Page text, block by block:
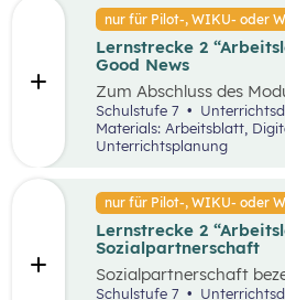
erfolgreiches
Weiteren wird auf die
von Unternehmen
nur für Pilot-, WIKU- oder
Lernstrecke 2
Good News
Zum Abschluss des
gestalten” ist es wichtig,
sich mit positiven
auseinandersetzen, um
Herausforderungen
sollen die Schüler:innen
Entrepreneurship
erfolgreichen
erarbeiten. Dies soll
Thema für die
vertiefen.
Schulstufe 7
Materials: Arbeitsblatt,
Unterrichtsplanung
nur für Pilot-, WIKU- oder
Lernstrecke 2
Sozialpartnerschaft
Sozialpartnerschaft
Zusammenarbeit
Schulstufe 7